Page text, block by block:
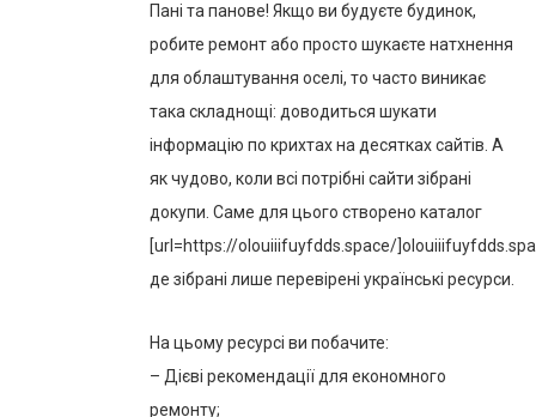
Пані та панове! Якщо ви будуєте будинок,
робите ремонт або просто шукаєте натхнення
для облаштування оселі, то часто виникає
така складнощі: доводиться шукати
інформацію по крихтах на десятках сайтів. А
як чудово, коли всі потрібні сайти зібрані
докупи. Саме для цього створено каталог
[url=https://olouiiifuyfdds.space/
де зібрані лише перевірені українські ресурси.
На цьому ресурсі ви побачите:
– Дієві рекомендації для економного
ремонту;